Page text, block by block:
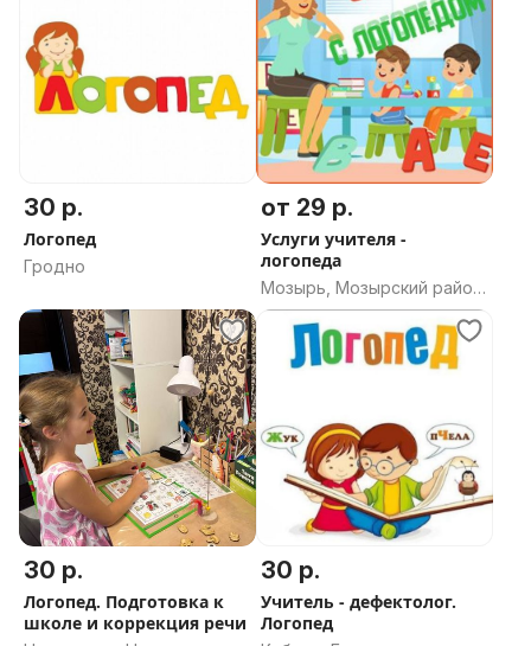
30 р.
Логопед
Гродно
от 29 р.
Услуги учителя -
логопеда
Мозырь, Мозырский район,
Гомельская область
30 р.
Логопед. Подготовка к
школе и коррекция речи
30 р.
Учитель - дефектолог.
Логопед